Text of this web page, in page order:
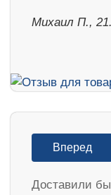
Михаил П.,
Вперед
Доставили